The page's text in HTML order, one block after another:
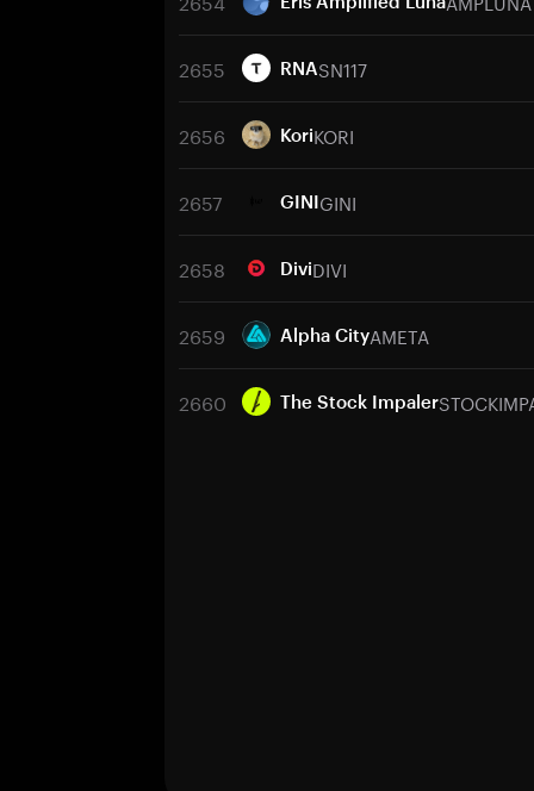
2655 RNASN117
2656 KoriKORI
2657 GINIGINI
2658 DiviDIVI
2659 Alpha CityAMETA
2660 The Stock Impaler